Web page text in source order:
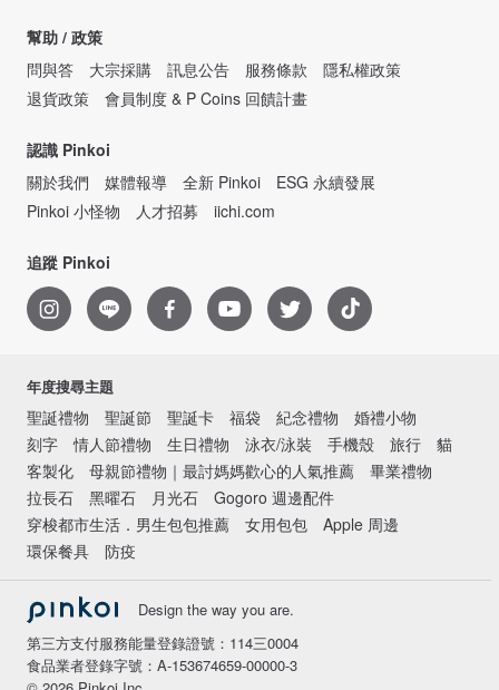
幫助 / 政策
問與答
大宗採購 訊息公告 服務條款
隱私權政策
退貨政策
會員制度 & P Coins 回饋計畫
認識 Pinkoi
關於我們
媒體報導 全新 Pinkoi
ESG 永續發展
Pinkoi 小怪物
人才招募 iichi.com
追蹤 Pinkoi
年度搜尋主題
聖誕禮物 聖誕節 聖誕卡 福袋 紀念禮物
婚禮小物
刻字
情人節禮物 生日禮物 泳衣/泳裝 手機殼 旅行
貓
客製化
母親節禮物｜最討媽媽歡心的人氣推薦
畢業禮物
拉長石
黑曜石 月光石
Gogoro 週邊配件
穿梭都市生活．男生包包推薦
女用包包
Apple 周邊
環保餐具
防疫
Design the way you are.
第三方支付服務能量登錄證號：114三0004
食品業者登錄字號：A-153674659-00000-3